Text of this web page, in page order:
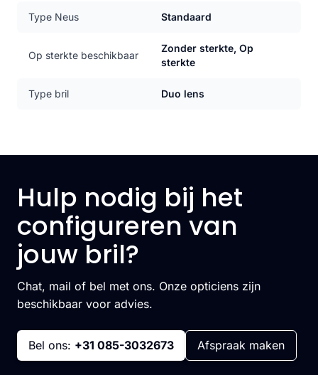
Type Neus Standaard
Op sterkte beschikbaar
Zonder sterkte, Op
sterkte
Type bril Duo lens
Hulp nodig bij het
configureren van
jouw bril?
Chat, mail of bel met ons. Onze opticiens zijn
beschikbaar voor advies.
Bel ons: +31 085-3032673 Afspraak maken